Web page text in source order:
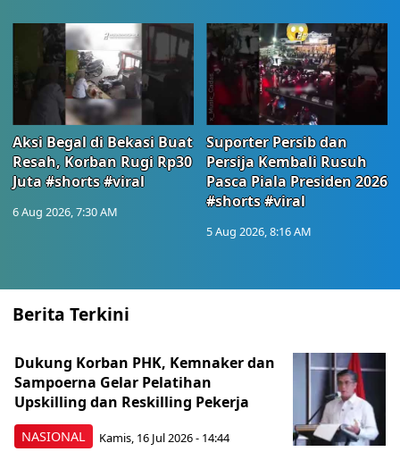
Aksi Begal di Bekasi Buat
Resah, Korban Rugi Rp30
Juta #shorts #viral
6 Aug 2026, 7:30 AM
Suporter Persib dan
Persija Kembali Rusuh
Pasca Piala Presiden 2026
#shorts #viral
5 Aug 2026, 8:16 AM
Berita Terkini
NASIONAL
Dukung Korban PHK, Kemnaker dan
Sampoerna Gelar Pelatihan
Upskilling dan Reskilling Pekerja
Kamis, 16 Jul 2026 - 14:44